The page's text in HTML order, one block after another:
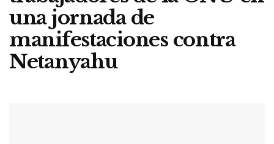
una jornada de
manifestaciones contra
Netanyahu